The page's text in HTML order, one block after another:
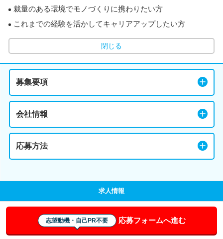
裁量のある環境でモノづくりに携わりたい方
これまでの経験を活かしてキャリアアップしたい方
閉じる
募集要項
会社情報
応募方法
求人情報
志望動機・自己PR不要 応募フォームへ進む